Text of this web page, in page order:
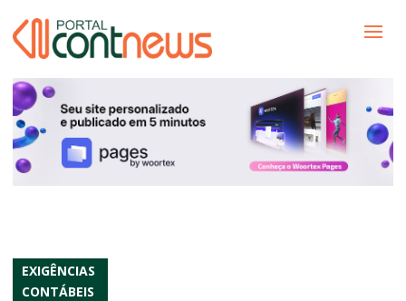
EXIGÊNCIAS
CONTÁBEIS